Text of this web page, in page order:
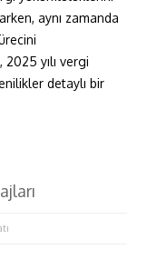
aynı zamanda
yılı vergi
detaylı bir